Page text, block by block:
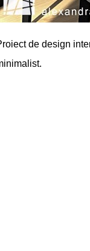
de design